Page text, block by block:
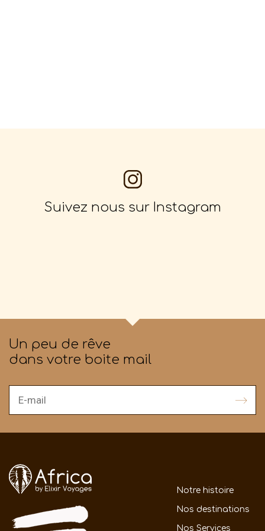
Suivez nous sur Instagram
Notre histoire
Nos destinations
Nos Services
Un peu de rêve
dans votre boite mail